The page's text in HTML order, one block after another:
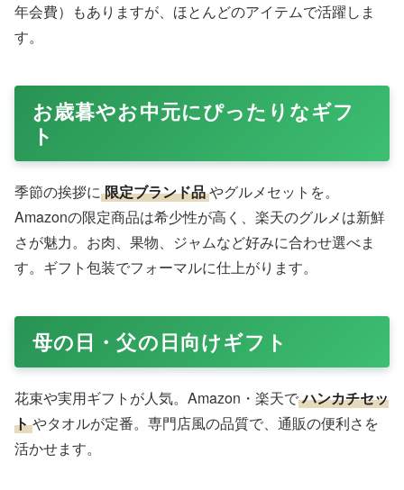
ギフト設定できない商品は、サイズが大きいものや特定カ
分宛に届けて手渡しも一手です。
楽天で選ぶギフトの魅力
楽天市場はショップごとの独自包装が魅力。ギフトカード
はファッションから食品まで幅広く、ポイント還元で経済
的。Amazonギフト券との組み合わせも工夫次第で可能。
ギフトカードの活用術
Amazonギフトカード や楽天ギフトカードは、究極の
プレゼント選べない